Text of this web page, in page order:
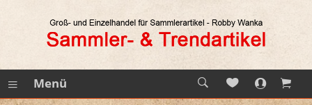
Menü